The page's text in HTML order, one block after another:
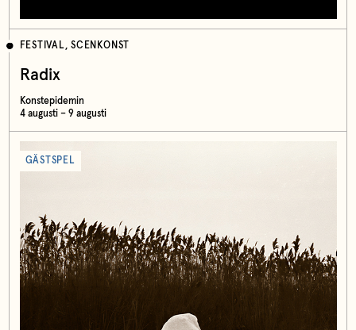
FESTIVAL, SCENKONST
Radix
Konstepidemin
4 augusti – 9 augusti
GÄSTSPEL